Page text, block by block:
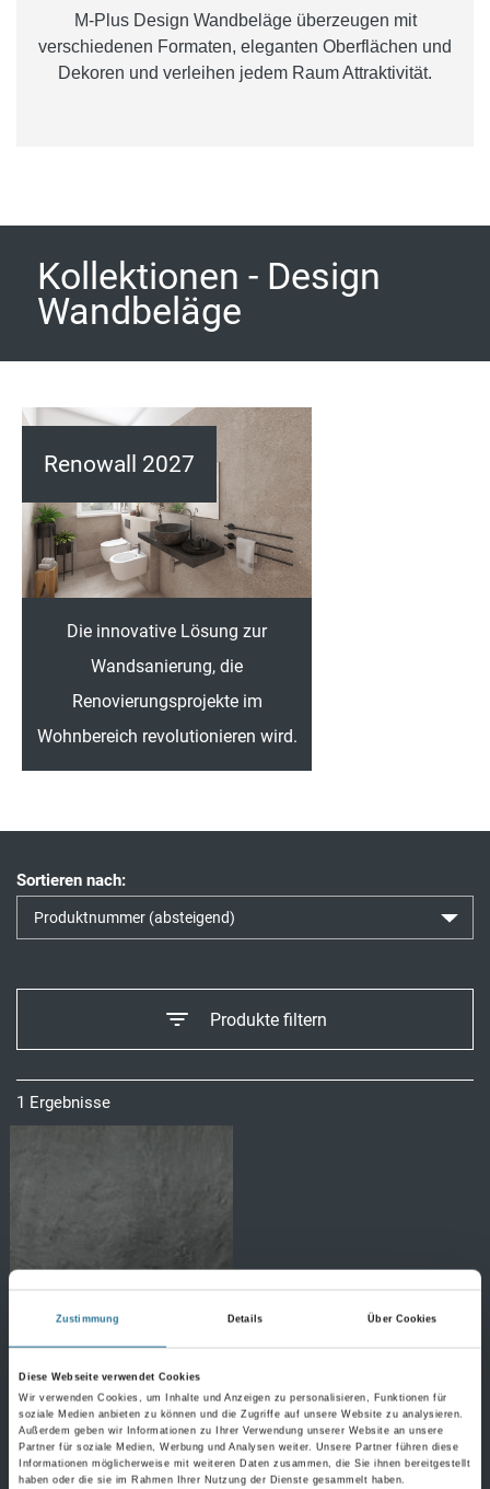
Zustimmung Details Über Cookies
Diese Webseite verwendet Cookies
Wir verwenden Cookies, um Inhalte und Anzeigen zu personalisieren, Funktionen für
soziale Medien anbieten zu können und die Zugriffe auf unsere Website zu analysieren.
Außerdem geben wir Informationen zu Ihrer Verwendung unserer Website an unsere
Partner für soziale Medien, Werbung und Analysen weiter. Unsere Partner führen diese
Informationen möglicherweise mit weiteren Daten zusammen, die Sie ihnen bereitgestellt
haben oder die sie im Rahmen Ihrer Nutzung der Dienste gesammelt haben.
M-Plus Design Wandbeläge überzeugen mit
verschiedenen Formaten, eleganten Oberflächen und
Dekoren und verleihen jedem Raum Attraktivität.
Kollektionen - Design
Wandbeläge
Renowall 2027
Die innovative Lösung zur
Wandsanierung, die
Renovierungsprojekte im
Wohnbereich revolutionieren wird.
Sortieren nach:
Produkte filtern
1 Ergebnisse
MPlus Renowall 2027-
W3030-104 3,0 mm Negrar
off bla 64859 1202x2550